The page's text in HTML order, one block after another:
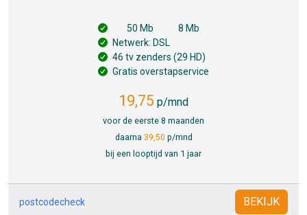
50 Mb
8 Mb
Netwerk: DSL
46 tv zenders (29 HD)
Gratis overstapservice
19,75 p/mnd
voor de eerste 8 maanden
daarna 39,50 p/mnd
bij een looptijd van 1 jaar
postcodecheck BEKIJK